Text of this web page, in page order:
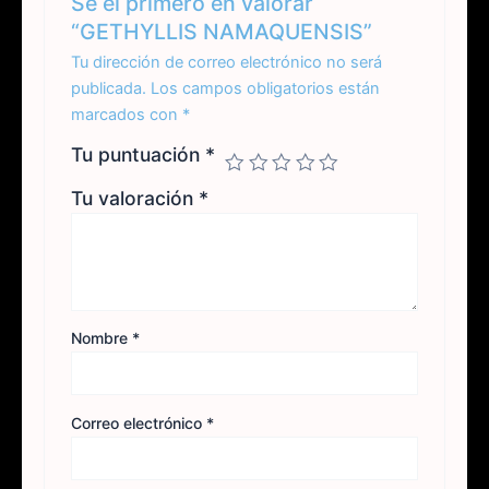
“GETHYLLIS NAMAQUENSIS”
Tu dirección de correo electrónico no será
publicada. Los campos obligatorios están
marcados con *
Tu puntuación *
Tu valoración *
Nombre *
Correo electrónico *